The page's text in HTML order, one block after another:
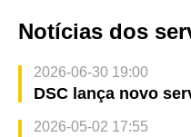
Notícias dos
2026-06-30 19:00
DSC lança novo
2026-05-02 17:55